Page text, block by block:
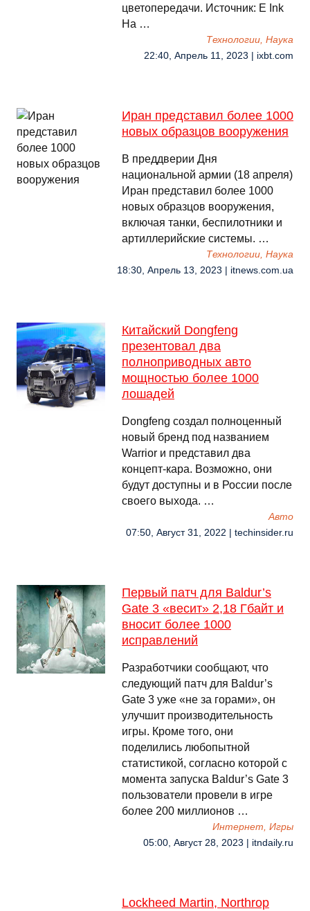
цветопередачи. Источник: E Ink
На …
Технологии, Наука
22:40, Апрель 11, 2023 | ixbt.com
Иран представил более 1000
новых образцов вооружения
В преддверии Дня
национальной армии (18 апреля)
Иран представил более 1000
новых образцов вооружения,
включая танки, беспилотники и
артиллерийские системы. …
Технологии, Наука
18:30, Апрель 13, 2023 | itnews.com.ua
Китайский Dongfeng
презентовал два
полноприводных авто
мощностью более 1000
лошадей
Dongfeng создал полноценный
новый бренд под названием
Warrior и представил два
концепт-кара. Возможно, они
будут доступны и в России после
своего выхода. …
Авто
07:50, Август 31, 2022 | techinsider.ru
Первый патч для Baldur’s
Gate 3 «весит» 2,18 Гбайт и
вносит более 1000
исправлений
Разработчики сообщают, что
следующий патч для Baldur’s
Gate 3 уже «не за горами», он
улучшит производительность
игры. Кроме того, они
поделились любопытной
статистикой, согласно которой с
момента запуска Baldur’s Gate 3
пользователи провели в игре
более 200 миллионов …
Интернет, Игры
05:00, Август 28, 2023 | itndaily.ru
Lockheed Martin, Northrop